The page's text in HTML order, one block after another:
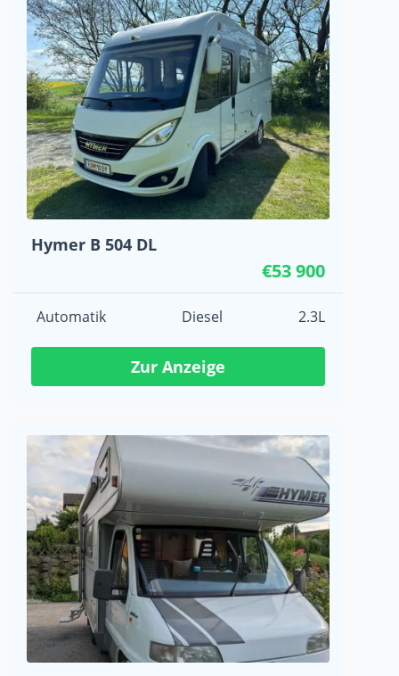
Hymer B 504 DL
€53 900
Automatik Diesel 2.3L
Zur Anzeige